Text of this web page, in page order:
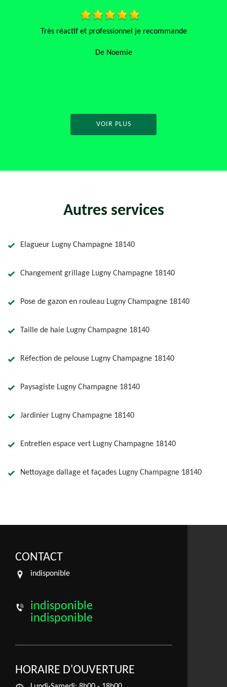
réactif et professionnel je recommande
Très satisfait du
VOIR PLUS
Autres services
Elagueur Lugny Champagne 18140
Changement grillage Lugny Champagne 18140
Pose de gazon en rouleau Lugny Champagne 18140
Taille de haie Lugny Champagne 18140
Réfection de pelouse Lugny Champagne 18140
Paysagiste Lugny Champagne 18140
Jardinier Lugny Champagne 18140
Entretien espace vert Lugny Champagne 18140
Nettoyage dallage et façades Lugny Champagne 18140
CONTACT
indisponible
indisponible
indisponible
HORAIRE D'OUVERTURE